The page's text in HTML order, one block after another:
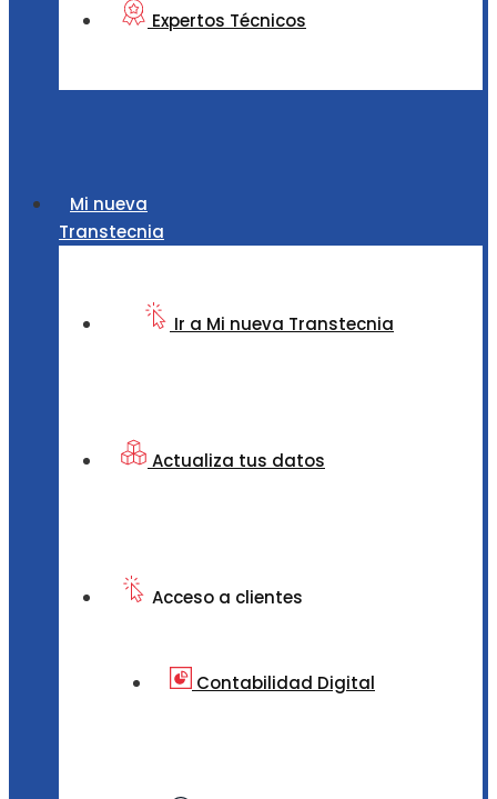
Expertos Técnicos
Mi nueva
Transtecnia
Ir a Mi nueva Transtecnia
Actualiza tus datos
Acceso a clientes
Contabilidad Digital